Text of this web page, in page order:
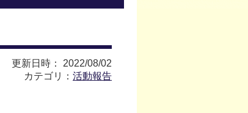
更新日時： 2022/08/02
カテゴリ： 活動報告